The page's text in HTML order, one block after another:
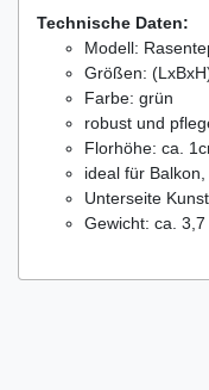
Technische Daten:
Modell:
Größen:
Farbe: grün
robust und
Florhöhe: ca.
ideal für
Unterseite
Gewicht: ca. 3,7